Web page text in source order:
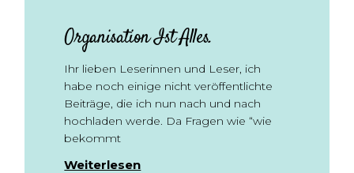
Organisation Ist Alles.
Ihr lieben Leserinnen und Leser, ich
habe noch einige nicht veröffentlichte
Beiträge, die ich nun nach und nach
hochladen werde. Da Fragen wie “wie
bekommt
Weiterlesen